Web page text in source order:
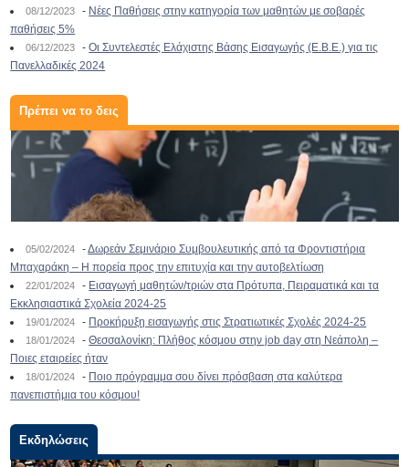
08/12/2023 - Νέες Παθήσεις στην κατηγορία των μαθητών με σοβαρές
παθήσεις 5%
06/12/2023 -Οι Συντελεστές Ελάχιστης Βάσης Εισαγωγής (Ε.Β.Ε.) για τις
Πανελλαδικές 2024
Πρέπει να το δεις
05/02/2024 -Δωρεάν Σεμινάριο Συμβουλευτικής από τα Φροντιστήρια
Μπαχαράκη – Η πορεία προς την επιτυχία και την αυτοβελτίωση
22/01/2024 - Εισαγωγή μαθητών/τριών στα Πρότυπα, Πειραματικά και τα
Εκκλησιαστικά Σχολεία 2024-25
19/01/2024 - Προκήρυξη εισαγωγής στις Στρατιωτικές Σχολές 2024-25
18/01/2024 -Θεσσαλονίκη: Πλήθος κόσμου στην job day στη Νεάπολη –
Ποιες εταιρείες ήταν
18/01/2024 - Ποιο πρόγραμμα σου δίνει πρόσβαση στα καλύτερα
πανεπιστήμια του κόσμου!
Εκδηλώσεις